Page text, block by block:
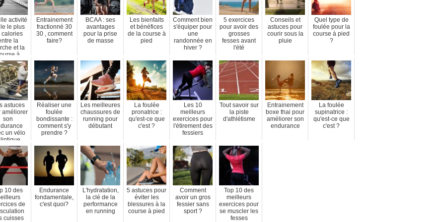
activité
le plus
calories
la
et la
à
pied?
Entrainement
fractionné 30
30 , comment
faire?
BCAA : ses
avantages
pour la prise
de masse
Les bienfaits
et bénéfices
de la course à
pied
Comment bien
s'équiper pour
une
randonnée en
hiver ?
5 exercices
pour avoir des
grosses
fesses avant
l'été
Conseils et
astuces pour
courir sous la
pluie
Quel type de
foulée pour la
course à pied
?
astuces
améliorer
son
un vélo
Réaliser une
foulée
bondissante :
comment s'y
prendre ?
Les meilleures
chaussures de
running pour
débutant
La foulée
pronatrice :
qu'est-ce que
c'est ?
Les 10
meilleurs
exercices pour
l'étirement des
fessiers
Tout savoir sur
la piste
d'athlétisme
Entrainement
boxe thai pour
améliorer son
endurance
La foulée
supinatrice :
qu'est-ce que
c'est ?
10 des
de
cuisses
Endurance
fondamentale,
c'est quoi?
L'hydratation,
la clé de la
performance
en running
5 astuces pour
éviter les
blessures à la
course à pied
Comment
avoir un gros
fessier sans
sport ?
Top 10 des
meilleurs
exercices pour
se muscler les
fesses